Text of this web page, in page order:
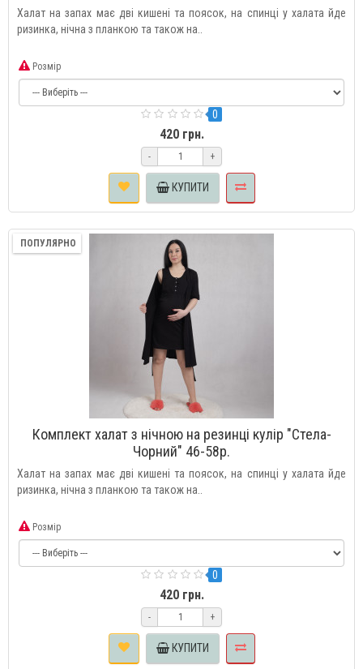
Халат на запах має дві кишені та поясок, на спинці у халата йде
ризинка, нічна з планкою та також на..
Розмір
0
420 грн.
- +
КУПИТИ
ПОПУЛЯРНО
Комплект халат з нічною на резинці кулір "Стела-
Чорний" 46-58р.
Халат на запах має дві кишені та поясок, на спинці у халата йде
ризинка, нічна з планкою та також на..
Розмір
0
420 грн.
- +
КУПИТИ